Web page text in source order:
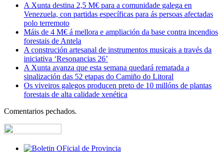
A Xunta destina 2,5 M€ para a comunidade galega en
Venezuela, con partidas específicas para ás persoas afectadas
polo terremoto
Máis de 4 M€ á mellora e ampliación da base contra incendios
forestais de Antela
A construción artesanal de instrumentos musicais a través da
iniciativa ‘Resonancias 26’
A Xunta avanza que esta semana quedará rematada a
sinalización das 52 etapas do Camiño do Litoral
Os viveiros galegos producen preto de 10 millóns de plantas
forestais de alta calidade xenética
Comentarios pechados.